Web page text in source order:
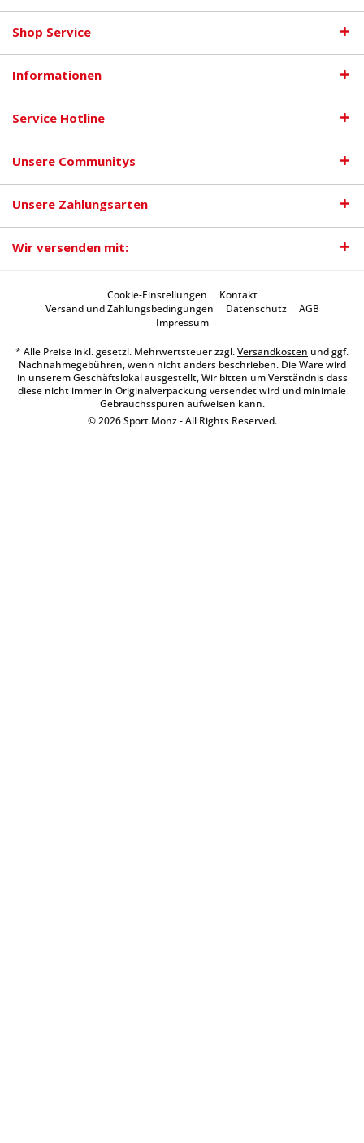
Shop Service
Informationen
Service Hotline
Unsere Communitys
Unsere Zahlungsarten
Wir versenden mit:
Cookie-Einstellungen
Kontakt
Versand und Zahlungsbedingungen
Datenschutz
AGB
Impressum
* Alle Preise inkl. gesetzl. Mehrwertsteuer zzgl.Versandkosten und ggf.
Nachnahmegebühren, wenn nicht anders beschrieben. Die Ware wird
in unserem Geschäftslokal ausgestellt, Wir bitten um Verständnis dass
diese nicht immer in Originalverpackung versendet wird und minimale
Gebrauchsspuren aufweisen kann.
© 2026 Sport Monz - All Rights Reserved.